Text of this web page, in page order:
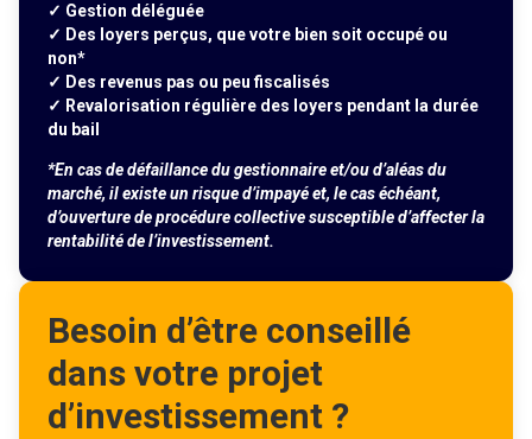
✓ Gestion déléguée
✓ Des loyers perçus, que votre bien soit occupé ou
non*
✓ Des revenus pas ou peu fiscalisés
✓ Revalorisation régulière des loyers pendant la durée
du bail
*En cas de défaillance du gestionnaire et/ou d’aléas du
marché, il existe un risque d’impayé et, le cas échéant,
d’ouverture de procédure collective susceptible d’affecter la
rentabilité de l’investissement.
Besoin d’être conseillé
dans votre projet
d’investissement ?